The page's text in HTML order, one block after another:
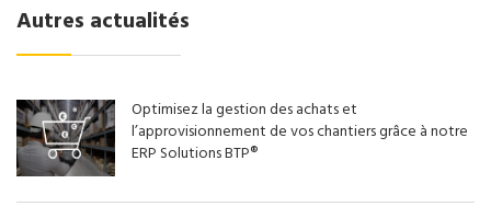
Autres actualités
Optimisez la gestion des achats et
l’approvisionnement de vos chantiers grâce à notre
ERP Solutions BTP®